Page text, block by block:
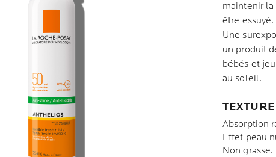
maintenir la
être
Une
un produit
bébés et
au soleil.
TEXTURE
Absorption
Effet peau
Non